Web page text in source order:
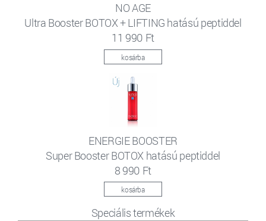
NO AGE
Ultra Booster BOTOX + LIFTING hatású peptiddel
11 990 Ft
kosárba
ENERGIE BOOSTER
Super Booster BOTOX hatású peptiddel
8 990 Ft
kosárba
Speciális termékek